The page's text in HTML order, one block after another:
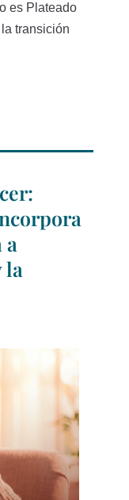
es Plateado
transición
a
la